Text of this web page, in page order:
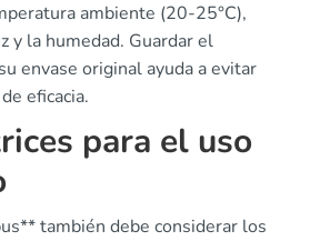
ambiente (20-25°C),
y la humedad. Guardar el
envase original ayuda a evitar
eficacia.
para el uso
también debe considerar los